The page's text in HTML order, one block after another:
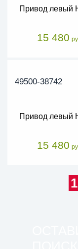
Привод левый
15 480
49500-38742
Привод левый
15 480
1